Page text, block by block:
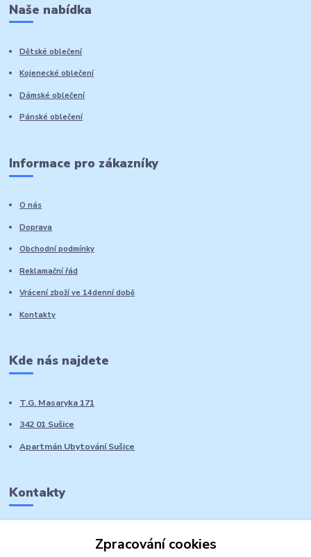
Naše nabídka
Dětské oblečení
Kojenecké oblečení
Dámské oblečení
Pánské oblečení
Informace pro zákazníky
O nás
Doprava
Obchodní podmínky
Reklamační řád
Vrácení zboží ve 14denní době
Kontakty
Kde nás najdete
T.G. Masaryka 171
342 01 Sušice
Apartmán Ubytování Sušice
Kontakty
Zpracování cookies